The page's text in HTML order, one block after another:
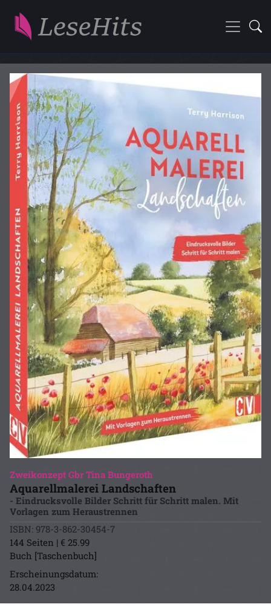
Zweikonzept Gbr Tina Bungeroth
Aquarellmalerei Landschaften
- Eindrucksvolle Bilder Schritt für Schritt malen. Mit
Vorlagen zum Heraustrennen
ISBN: 978-3-862-30454-7
144 Seiten | € 25.99
Buch [Taschenbuch]
Erscheinungsdatum:
28.04.2023